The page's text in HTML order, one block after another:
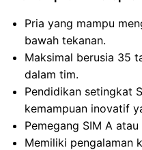
Pria yang mampu
bawah tekanan.
Maksimal berusia 35
dalam tim.
Pendidikan setingkat
kemampuan inovatif
Pemegang SIM A
Memiliki pengalaman